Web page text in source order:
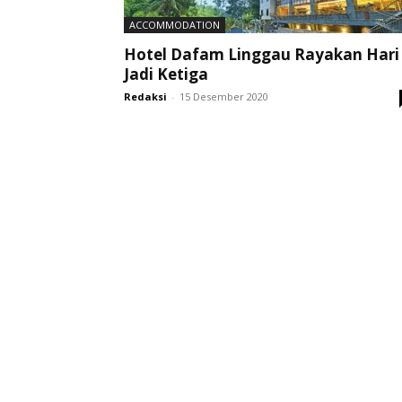
ACCOMMODATION
Hotel Dafam Linggau Rayakan Hari
Jadi Ketiga
Redaksi - 15 Desember 2020